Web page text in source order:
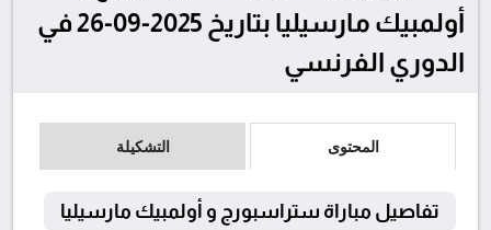
أولمبيك مارسيليا بتاريخ 2025-09-26 في
الدوري الفرنسي
المحتوى التشكيلة
تفاصيل مباراة ستراسبورج و أولمبيك مارسيليا